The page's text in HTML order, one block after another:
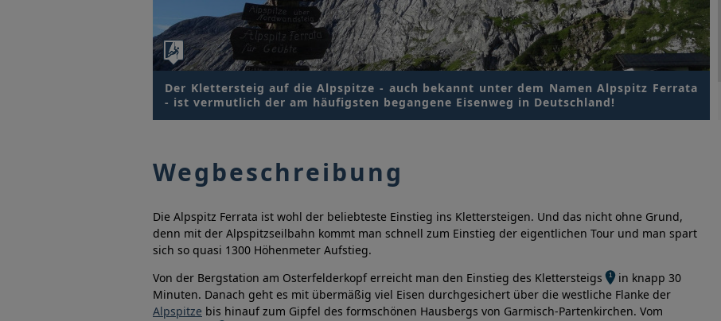
Der Klettersteig auf die Alpspitze - auch bekannt unter dem Namen Alpspitz Ferrata
- ist vermutlich der am häufigsten begangene Eisenweg in Deutschland!
Wegbeschreibung
Die Alpspitz Ferrata ist wohl der beliebteste Einstieg ins Klettersteigen. Und das nicht ohne Grund,
denn mit der Alpspitzseilbahn kommt man schnell zum Einstieg der eigentlichen Tour und man spart
sich so quasi 1300 Höhenmeter Aufstieg.
Von der Bergstation am Osterfelderkopf erreicht man den Einstieg des Klettersteigs
in knapp 30
Minuten. Danach geht es mit übermäßig viel Eisen durchgesichert über die westliche Flanke der
Alpspitze bis hinauf zum Gipfel des formschönen Hausbergs von Garmisch-Partenkirchen. Vom